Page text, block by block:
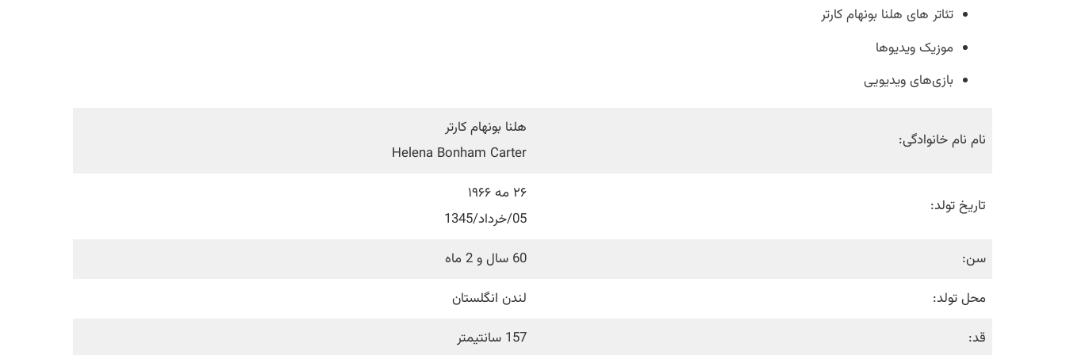
تئاتر های هلنا بونهام کارتر
موزیک ویدیوها
بازی‌های ویدیویی
نام نام خانوادگی:
هلنا بونهام کارتر
Helena Bonham Carter
تاریخ تولد:
۲۶ مه ۱۹۶۶
05/خرداد/1345
سن:
60 سال و 2 ماه
محل تولد:
لندن انگلستان
قد:
157 سانتیمتر